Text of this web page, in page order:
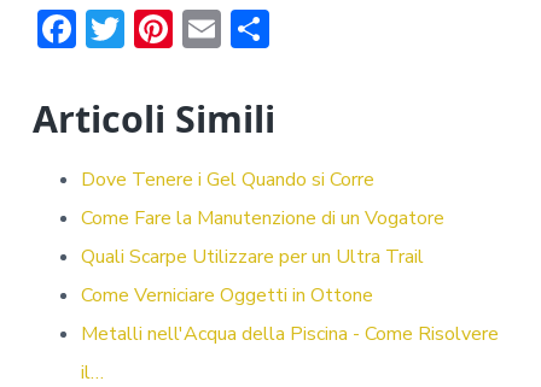
F
ac
e
b
o
ok
T
w
it
te
r
Pi
nt
er
e
st
E
m
ai
l
C
n
di
vi
di
Articoli Simili
Dove Tenere i Gel Quando si Corre
Come Fare la Manutenzione di un Vogatore
Quali Scarpe Utilizzare per un Ultra Trail
Come Verniciare Oggetti in Ottone
Metalli nell'Acqua della Piscina - Come Risolvere
il…